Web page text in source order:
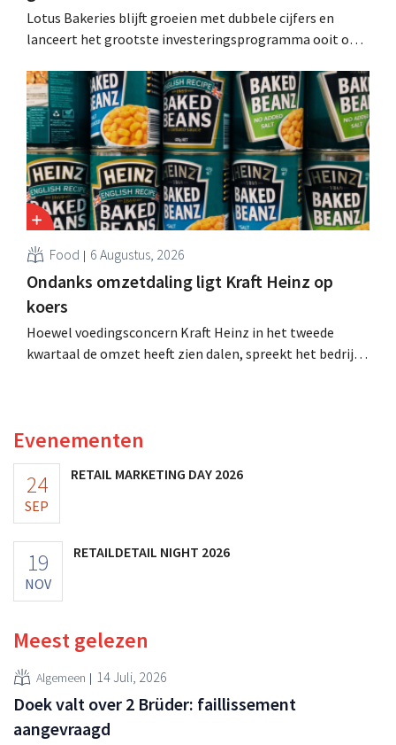
Lotus Bakeries blijft groeien met dubbele cijfers en
lanceert het grootste investeringsprogramma ooit om
moeten dit momentum grijpen”.
Food 6 Augustus, 2026
Ondanks omzetdaling ligt Kraft Heinz op
koers
Hoewel voedingsconcern Kraft Heinz in het tweede
kwartaal de omzet heeft zien dalen, spreekt het bedrijf
Evenementen
24
SEP
RETAIL MARKETING DAY 2026
19
NOV
RETAILDETAIL NIGHT 2026
Meest gelezen
Algemeen 14 Juli, 2026
Doek valt over 2 Brüder: faillissement
aangevraagd